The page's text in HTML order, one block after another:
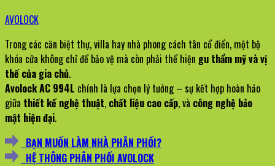
AVOLOCK
Trong các căn biệt thự, villa hay nhà phong cách tân cổ điển, một bộ
khóa cửa không chỉ để bảo vệ mà còn phải thể hiện gu thẩm mỹ và vị
thế của gia chủ.
Avolock AC 994L chính là lựa chọn lý tưởng – sự kết hợp hoàn hảo
giữa thiết kế nghệ thuật, chất liệu cao cấp, và công nghệ bảo
mật hiện đại.
BẠN MUỐN LÀM NHÀ PHÂN PHỐI?
HỆ THÔNG PHÂN PHỐI AVOLOCK